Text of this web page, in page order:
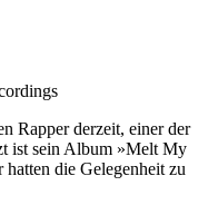
Rapper derzeit, einer der
ist sein Album »Melt My
die Gelegenheit zu